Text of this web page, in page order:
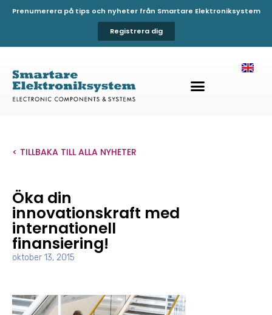
Prenumerera på tips och nyheter från Smartare Elektroniksystem
Registrera dig
< TILLBAKA TILL ALLA NYHETER
Öka din
innovationskraft med
internationell
finansiering!
oktober 13, 2015